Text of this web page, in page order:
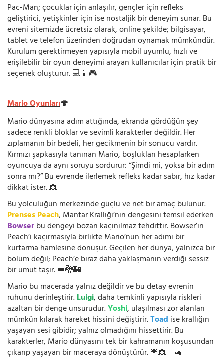
Pac-Man; çocuklar için anlaşılır, gençler için refleks
geliştirici, yetişkinler için ise nostaljik bir deneyim sunar. Bu
evreni sitemizde ücretsiz olarak, online şekilde; bilgisayar,
tablet ve telefon üzerinden doğrudan oynamak mümkündür.
Kurulum gerektirmeyen yapısıyla mobil uyumlu, hızlı ve
erişilebilir bir oyun deneyimi arayan kullanıcılar için pratik bir
seçenek oluşturur. 💻📱🎮
Mario Oyunları🍄
Mario dünyasına adım attığında, ekranda gördüğün şey
sadece renkli bloklar ve sevimli karakterler değildir. Her
zıplamanın bir bedeli, her gecikmenin bir sonucu vardır.
Kırmızı şapkasıyla tanınan Mario, boşlukları hesaplarken
oyuncuya da aynı soruyu sordurur: “Şimdi mi, yoksa bir adım
sonra mı?” Bu evrende ilerlemek refleks kadar sabır, hız kadar
dikkat ister. 👸🏼
Bu yolculuğun merkezinde güçlü ve net bir amaç bulunur.
Prenses Peach, Mantar Krallığı’nın dengesini temsil ederken
Bowserbu dengeyi bozan kaçınılmaz tehdittir. Bowser’ın
Peach’i kaçırmasıyla birlikte Mario’nun her adımı bir
kurtarma hamlesine dönüşür. Geçilen her dünya, yalnızca bir
bölüm değil; Peach’e biraz daha yaklaşmanın verdiği sessiz
bir umut taşır. 👑🐉🏰
Mario bu macerada yalnız değildir ve bu detay evrenin
ruhunu derinleştirir.Luigi, daha temkinli yapısıyla riskleri
azaltan bir denge unsurudur.Yoshi, ulaşılması zor alanları
mümkün kılarak hareket hissini değiştirir.Toad ise krallığın
yaşayan sesi gibidir; yalnız olmadığını hissettirir. Bu
karakterler, Mario dünyasını tek bir kahramanın koşusundan
çıkarıp yaşayan bir maceraya dönüştürür. 💗👸🏼🐢